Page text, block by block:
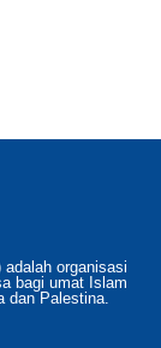
adalah organisasi
bagi umat Islam
dan Palestina.